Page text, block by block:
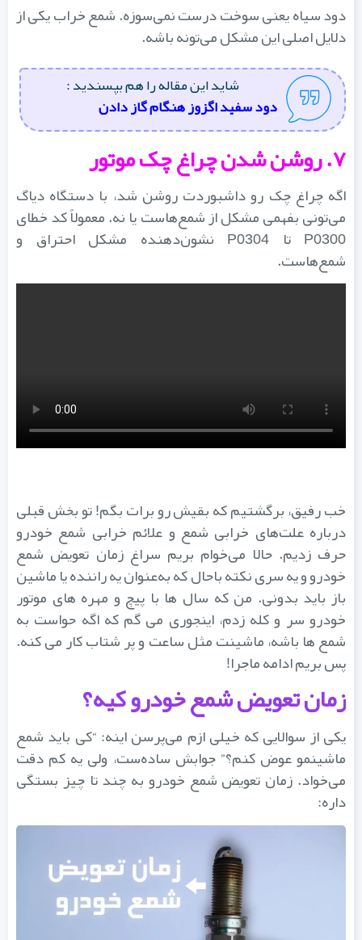
دود سیاه یعنی سوخت درست نمی‌سوزه. شمع خراب یکی از
دلایل اصلی این مشکل می‌تونه باشه.
شاید این مقاله را هم بپسندید :
دود سفید اگزوز هنگام گاز دادن
اگه چراغ چک رو داشبوردت روشن شد، با دستگاه دیاگ
می‌تونی بفهمی مشکل از شمع‌هاست یا نه. معمولاً کد خطای
P0300 تا P0304 نشون‌دهنده مشکل احتراق و
شمع‌هاست.
خب رفیق، برگشتیم که بقیش رو برات بگم! تو بخش قبلی
درباره علت‌های خرابی شمع و علائم خرابی شمع خودرو
حرف زدیم. حالا می‌خوام بریم سراغ زمان تعویض شمع
خودرو و یه سری نکته باحال که به‌عنوان یه راننده یا ماشین
‌باز باید بدونی. من که سال‌ ها با پیچ و مهره های موتور
خودرو سر و کله زدم، اینجوری می‌ گم که اگه حواست به
شمع ‌ها باشه، ماشینت مثل ساعت و پر شتاب کار می ‌کنه.
پس بریم ادامه ماجرا!
زمان تعویض شمع خودرو کیه؟
یکی از سوالایی که خیلی ازم می‌پرسن اینه: “کی باید شمع
ماشینمو عوض کنم؟” جوابش ساده‌ست، ولی یه کم دقت
می‌خواد. زمان تعویض شمع خودرو به چند تا چیز بستگی
داره: